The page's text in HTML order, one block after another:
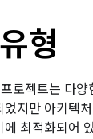
형
로젝트는 다양
지만 아키텍
에 최적화되어